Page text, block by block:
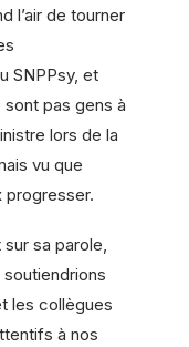
l’air de tourner
SNPPsy, et
pas gens à
lors de la
vu que
progresser.
sur sa parole,
les collègues
à nos